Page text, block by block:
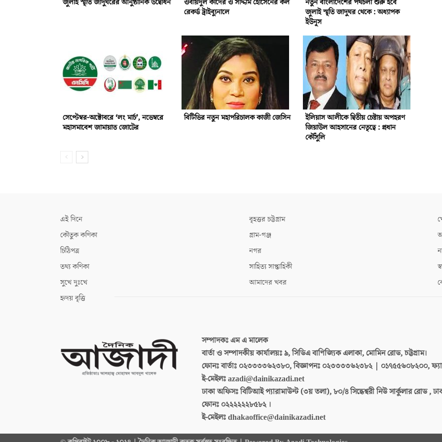
জুলাই স্মৃতি জাদুঘরের আনুষ্ঠানিক উদ্বোধন
ওবায়দুল কাদের ও সাদ্দাম হোসেনের কল
রেকর্ড ট্রাইব্যুনালে
নতুন বাংলাদেশের পথচলা শুরু হবে
জুলাই স্মৃতি জাদুঘর থেকে : অধ্যাপক
ইউনূস
সেপ্টেম্বর-অক্টোবরে ‘লং মার্চ’, নভেম্বরে
মহাসমাবেশ জামায়াত জোটের
বিটিভির নতুন মহাপরিচালক কাজী জেসিন
ইলিয়াস আলীকে দ্বিতীয় চেষ্টায় অপহরণ
জিয়াউল আহসানের নেতৃত্বে : প্রধান
কৌঁসুলি
এই দিনে
কৌতুক কণিকা
চিঠিপত্র
তথ্য কণিকা
সুখে দুঃখে
হৃদয় বৃত্তি
বৃহত্তর চট্টগ্রাম
গ্রাম-গঞ্জ
নগর
সাহিত্য সাপ্তাহিকী
আমাদের খবর
সম্পাদকঃএম এ মালেক
বার্তা ও সম্পাদকীয় কার্যালয়ঃ৯, সিডিএ বাণিজ্যিক এলাকা, মোমিন রোড, চট্টগ্রাম।
ফোনঃ বার্তাঃ ০২৩৩৩৩৬২৩৮০, বিজ্ঞাপনঃ ০২৩৩৩৩৬২৩৮২ | ০১৭৫৫৬০৮২০০,
ই-মেইলঃazadi@dainikazadi.net
ঢাকা অফিসঃবিটিআই প্যারামাউন্ট (৩য় তলা), ৮০/৪ সিদ্ধেশ্বরী নিউ সার্কুলার রোড ,
ফোনঃ ০২২২২২২৮৫৮২ ।
ই-মেইলঃdhakaoffice@dainikazadi.net